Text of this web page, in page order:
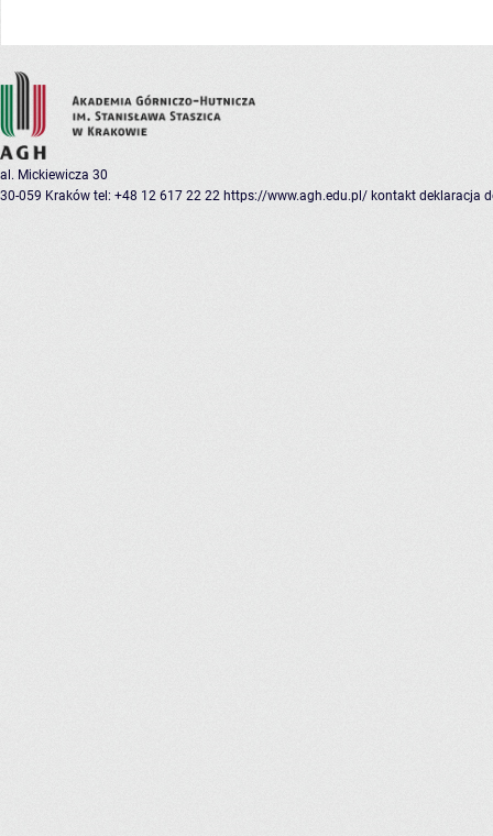
al. Mickiewicza 30
30-059 Kraków tel: +48 12 617 22 22 https://www.agh.edu.pl/ kontakt deklaracja